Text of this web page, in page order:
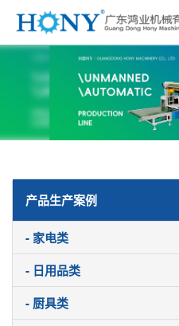
产品生产案例
- 家电类
- 日用品类
- 厨具类